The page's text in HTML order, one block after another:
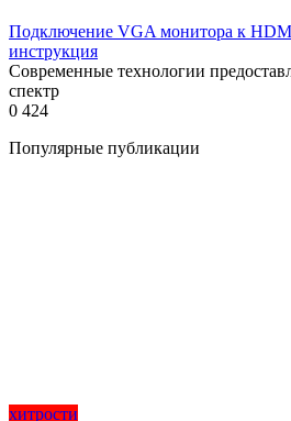
Подключение VGA монитора к
инструкция
Современные технологии
спектр
0 424
Популярные публикации
хитрости